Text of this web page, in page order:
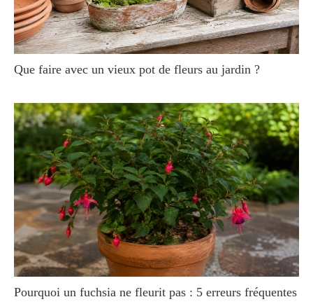
Que faire avec un vieux pot de fleurs au jardin ?
Pourquoi un fuchsia ne fleurit pas : 5 erreurs fréquentes